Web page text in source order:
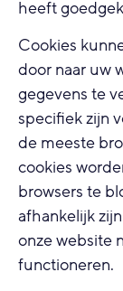
heeft
Cookies
door naar uw
gegevens te
specifiek zijn
de meeste
cookies
browsers te
afhankelijk
onze website
functioneren.